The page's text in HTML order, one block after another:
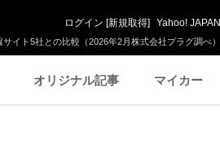
イト5社との比較（2026年2月株式会社プラグ調べ）
ログイン [新規取得] Yahoo! JAPAN
オリジナル記事 マイカー